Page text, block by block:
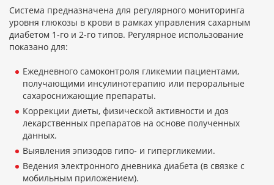
Система предназначена для регулярного мониторинга
уровня глюкозы в крови в рамках управления сахарным
диабетом 1-го и 2-го типов. Регулярное использование
показано для:
Ежедневного самоконтроля гликемии пациентами,
получающими инсулинотерапию или пероральные
сахароснижающие препараты.
Коррекции диеты, физической активности и доз
лекарственных препаратов на основе полученных
данных.
Выявления эпизодов гипо- и гипергликемии.
Ведения электронного дневника диабета (в связке с
мобильным приложением).